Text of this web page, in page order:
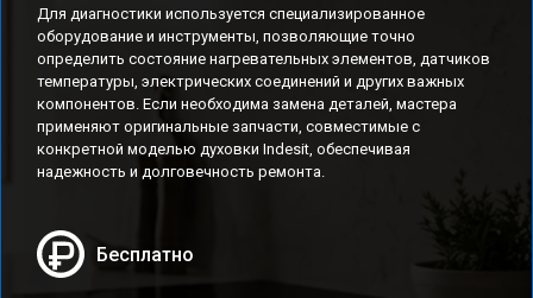
Для диагностики используется специализированное
оборудование и инструменты, позволяющие точно
определить состояние нагревательных элементов, датчиков
температуры, электрических соединений и других важных
компонентов. Если необходима замена деталей, мастера
применяют оригинальные запчасти, совместимые с
конкретной моделью духовки Indesit, обеспечивая
надежность и долговечность ремонта.
Бесплатно